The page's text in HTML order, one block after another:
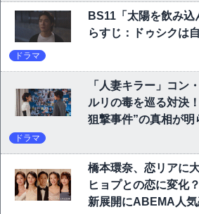
BS11「太陽を飲み
らすじ：ドゥシクは
ドラマ
「人妻キラー」コン
ルリの毒を巡る対決
狙撃事件”の真相が明
ドラマ
橋本環奈、恋リアに
ヒョプとの恋に変化
新展開にABEMA人